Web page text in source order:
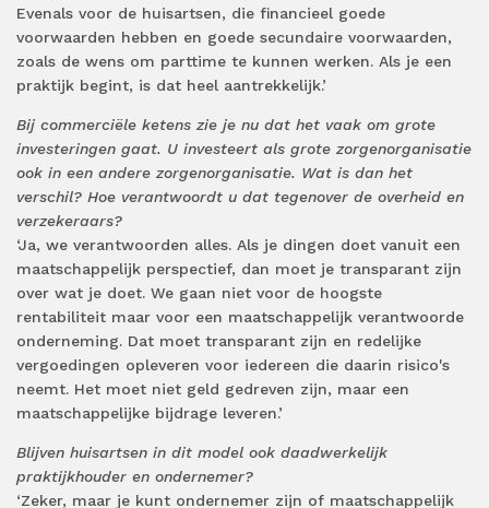
Evenals voor de huisartsen, die financieel goede
voorwaarden hebben en goede secundaire voorwaarden,
zoals de wens om parttime te kunnen werken. Als je een
praktijk begint, is dat heel aantrekkelijk.’
Bij commerciële ketens zie je nu dat het vaak om grote
investeringen gaat. U investeert als grote zorgenorganisatie
ook in een andere zorgenorganisatie. Wat is dan het
verschil? Hoe verantwoordt u dat tegenover de overheid en
verzekeraars?
‘Ja, we verantwoorden alles. Als je dingen doet vanuit een
maatschappelijk perspectief, dan moet je transparant zijn
over wat je doet. We gaan niet voor de hoogste
rentabiliteit maar voor een maatschappelijk verantwoorde
onderneming. Dat moet transparant zijn en redelijke
vergoedingen opleveren voor iedereen die daarin risico's
neemt. Het moet niet geld gedreven zijn, maar een
maatschappelijke bijdrage leveren.’
Blijven huisartsen in dit model ook daadwerkelijk
praktijkhouder en ondernemer?
‘Zeker, maar je kunt ondernemer zijn of maatschappelijk